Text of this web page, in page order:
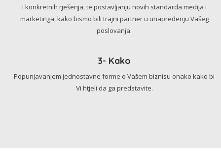
i konkretnih rješenja, te postavljanju novih standarda medija i
marketinga, kako bismo bili trajni partner u unapređenju Vašeg
poslovanja.
3- Kako
Popunjavanjem jednostavne forme o Vašem biznisu onako kako bi
Vi htjeli da ga predstavite.